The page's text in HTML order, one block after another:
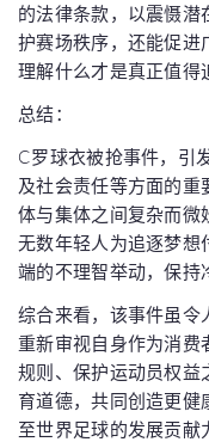
的法律条款，以震慑
护赛场秩序，还能促进
理解什么才是真正值得
总结：
C罗球衣被抢事件，引
及社会责任等方面的
体与集体之间复杂而微
无数年轻人为追逐梦想
端的不理智举动，保持
综合来看，该事件虽令
重新审视自身作为消费
规则、保护运动员权益
育道德，共同创造更健
至世界足球的发展贡献